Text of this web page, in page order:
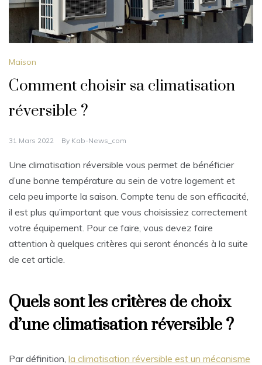
Maison
Comment choisir sa climatisation
réversible ?
31 Mars 2022 By Kab-News_com
Une climatisation réversible vous permet de bénéficier
d’une bonne température au sein de votre logement et
cela peu importe la saison. Compte tenu de son efficacité,
il est plus qu’important que vous choisissiez correctement
votre équipement. Pour ce faire, vous devez faire
attention à quelques critères qui seront énoncés à la suite
de cet article.
Quels sont les critères de choix
d’une climatisation réversible ?
Par définition, la climatisation réversible est un mécanisme